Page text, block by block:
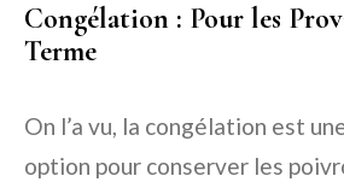
Congélation : Pour les
Terme
On l’a vu, la congélation est
option pour conserver les